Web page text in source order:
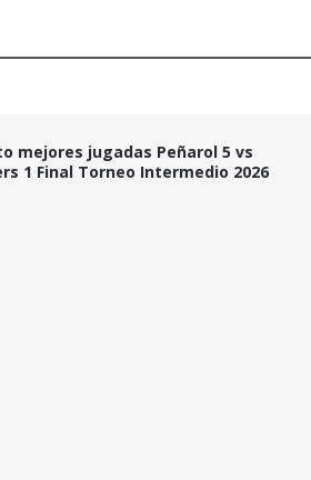
mejores jugadas Peñarol 5 vs
1 Final Torneo Intermedio 2026